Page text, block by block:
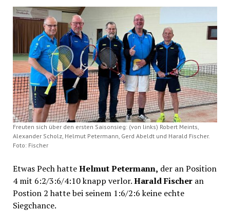
Freuten sich über den ersten Saisonsieg: (von links) Robert Meints,
Alexander Scholz, Helmut Petermann, Gerd Abeldt und Harald Fischer.
Foto: Fischer
Etwas Pech hatteHelmut Petermann, der an Position
4 mit 6:2/3:6/4:10 knapp verlor.Harald Fischer an
Postion 2 hatte bei seinem 1:6/2:6 keine echte
Siegchance.